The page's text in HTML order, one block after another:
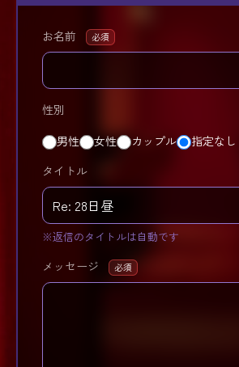
お名前 必須
性別
男性 女性 カップル 指定なし
タイトル
※返信のタイトルは自動です
メッセージ 必須